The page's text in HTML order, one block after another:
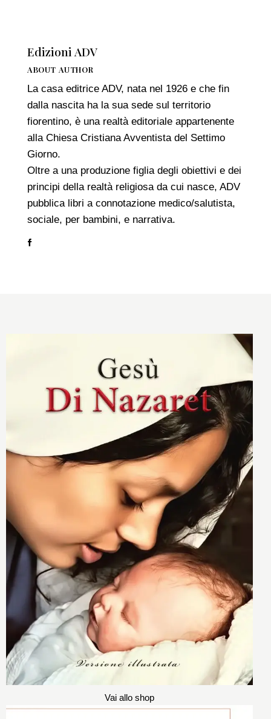
Edizioni ADV
ABOUT AUTHOR
La casa editrice ADV, nata nel 1926 e che fin
dalla nascita ha la sua sede sul territorio
fiorentino, è una realtà editoriale appartenente
alla Chiesa Cristiana Avventista del Settimo
Giorno.
Oltre a una produzione figlia degli obiettivi e dei
principi della realtà religiosa da cui nasce, ADV
pubblica libri a connotazione medico/salutista,
sociale, per bambini, e narrativa.
Vai allo shop